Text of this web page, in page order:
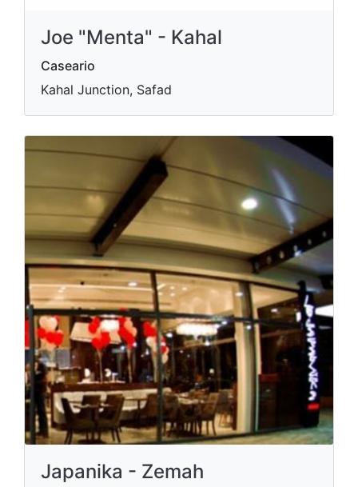
Joe "Menta" - Kahal
Caseario
Kahal Junction, Safad
Japanika - Zemah